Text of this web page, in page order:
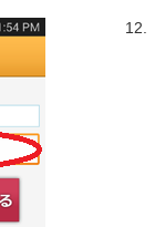
12.